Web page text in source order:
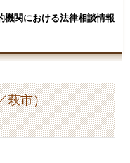
機関における法律相談情報
萩市）